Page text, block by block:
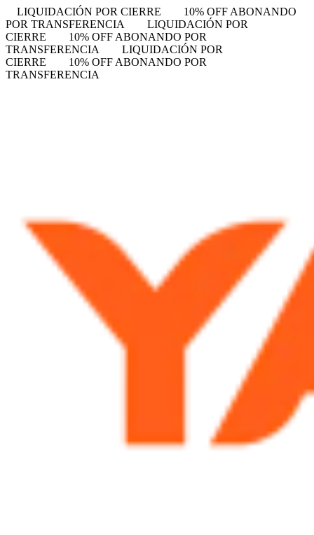
LIQUIDACIÓN POR CIERRE
10% OFF ABONANDO
POR TRANSFERENCIA
LIQUIDACIÓN POR
CIERRE
10% OFF ABONANDO POR
TRANSFERENCIA
LIQUIDACIÓN POR
CIERRE
10% OFF ABONANDO POR
TRANSFERENCIA